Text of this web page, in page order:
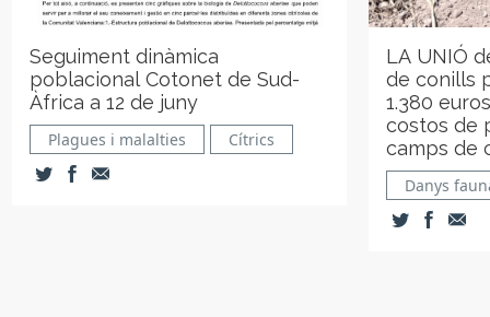
Seguiment dinàmica
poblacional Cotonet de Sud-
Àfrica a 12 de juny
Plagues i malalties Cítrics
LA UNIÓ
de conills
1.380
costos de
camps de
Danys